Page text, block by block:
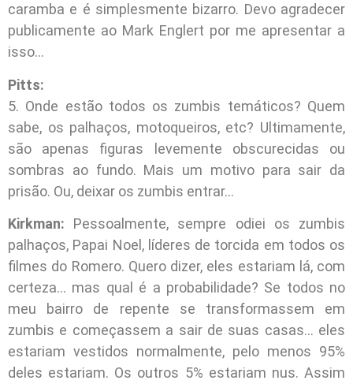
caramba e é simplesmente bizarro. Devo agradecer
publicamente ao Mark Englert por me apresentar a
isso…
Pitts:
5. Onde estão todos os zumbis temáticos? Quem
sabe, os palhaços, motoqueiros, etc? Ultimamente,
são apenas figuras levemente obscurecidas ou
sombras ao fundo. Mais um motivo para sair da
prisão. Ou, deixar os zumbis entrar…
Kirkman: Pessoalmente, sempre odiei os zumbis
palhaços, Papai Noel, líderes de torcida em todos os
filmes do Romero. Quero dizer, eles estariam lá, com
certeza… mas qual é a probabilidade? Se todos no
meu bairro de repente se transformassem em
zumbis e começassem a sair de suas casas… eles
estariam vestidos normalmente, pelo menos 95%
deles estariam. Os outros 5% estariam nus. Assim